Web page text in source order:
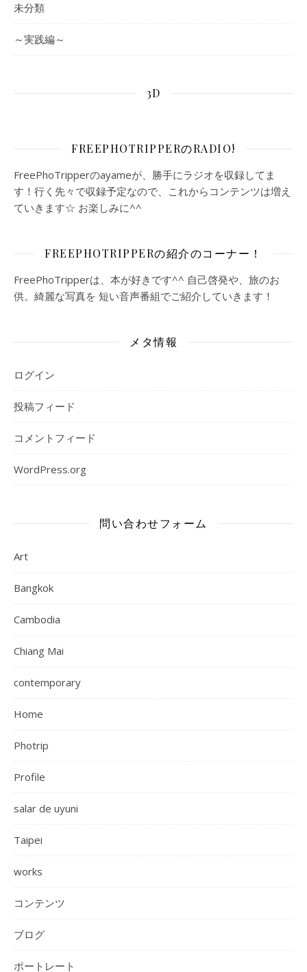
未分類
～実践編～
3D
FREEPHOTRIPPERのRADIO!
FreePhoTripperのayameが、勝手にラジオを収録してま
す！行く先々で収録予定なので、これからコンテンツは増え
ていきます☆ お楽しみに^^
FREEPHOTRIPPERの紹介のコーナー！
FreePhoTripperは、本が好きです^^ 自己啓発や、旅のお
供。綺麗な写真を 短い音声番組でご紹介していきます！
メタ情報
ログイン
投稿フィード
コメントフィード
WordPress.org
問い合わせフォーム
Art
Bangkok
Cambodia
Chiang Mai
contemporary
Home
Photrip
Profile
salar de uyuni
Taipei
works
コンテンツ
ブログ
ポートレート